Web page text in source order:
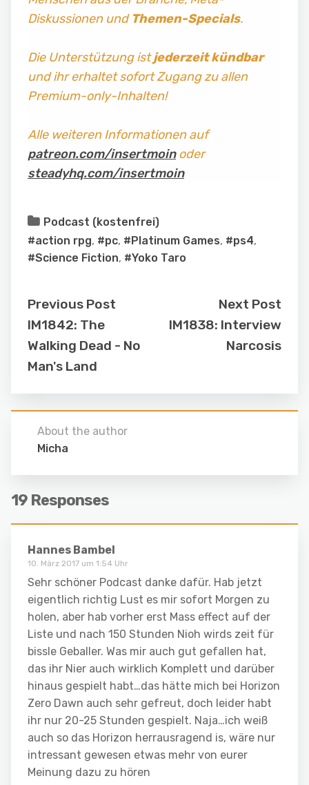
Diskussionen und Themen-Specials.
Die Unterstützung istjederzeit kündbar
und ihr erhaltet sofort Zugang zu allen
Premium-only-Inhalten!
Alle weiteren Informationen auf
patreon.com/insertmoinoder
steadyhq.com/insertmoin
Podcast (kostenfrei)
#action rpg, #pc, #Platinum Games, #ps4,
#Science Fiction, #Yoko Taro
Previous Post
IM1842: The
Walking Dead - No
Man's Land
Next Post
IM1838: Interview
Narcosis
About the author
Micha
19 Responses
Hannes Bambel
10. März 2017 um 1:54 Uhr
Sehr schöner Podcast danke dafür. Hab jetzt
eigentlich richtig Lust es mir sofort Morgen zu
holen, aber hab vorher erst Mass effect auf der
Liste und nach 150 Stunden Nioh wirds zeit für
bissle Geballer. Was mir auch gut gefallen hat,
das ihr Nier auch wirklich Komplett und darüber
hinaus gespielt habt…das hätte mich bei Horizon
Zero Dawn auch sehr gefreut, doch leider habt
ihr nur 20-25 Stunden gespielt. Naja…ich weiß
auch so das Horizon herrausragend is, wäre nur
intressant gewesen etwas mehr von eurer
Meinung dazu zu hören